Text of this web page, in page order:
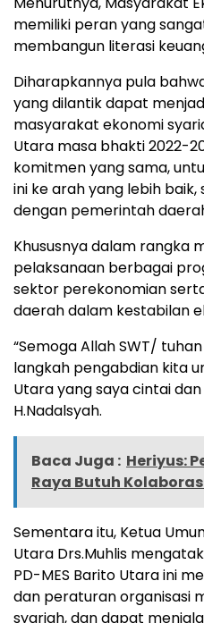
memiliki peran yang
membangun literasi
Diharapkannya pula
yang dilantik dapat
masyarakat ekonomi
Utara masa bhakti 2022-
komitmen yang sama,
ini ke arah yang lebih
dengan pemerintah
Khususnya dalam rangka
pelaksanaan berbagai
sektor perekonomian
daerah dalam kestabilan
“Semoga Allah SWT/
langkah pengabdian kita
Utara yang saya cintai
H.Nadalsyah.
Baca Juga : Heriyus:
Raya Butuh
Sementara itu, Ketua
Utara Drs.Muhlis
PD-MES Barito Utara ini
dan peraturan organisasi
syariah, dan dapat